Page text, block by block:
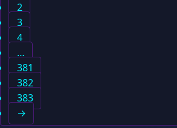
2
3
4
…
381
382
383
→